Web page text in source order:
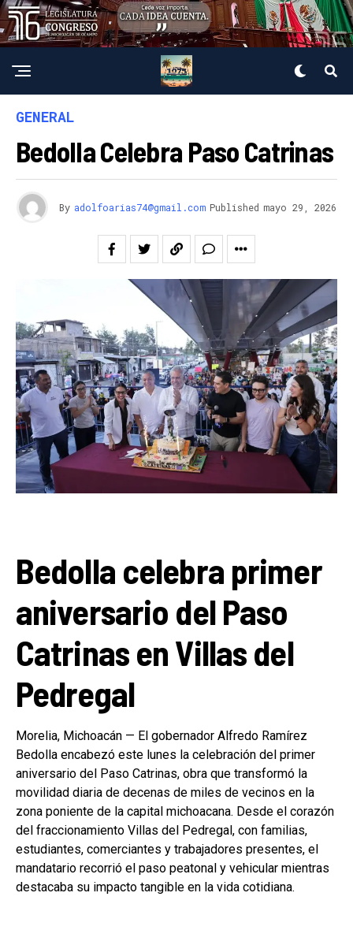
GENERAL
Bedolla Celebra Paso Catrinas
By adolfoarias74@gmail.com Published mayo 29, 2026
Bedolla celebra primer
aniversario del Paso
Catrinas en Villas del
Pedregal
Morelia, Michoacán — El gobernador Alfredo Ramírez
Bedolla encabezó este lunes la celebración del primer
aniversario del Paso Catrinas, obra que transformó la
movilidad diaria de decenas de miles de vecinos en la
zona poniente de la capital michoacana. Desde el corazón
del fraccionamiento Villas del Pedregal, con familias,
estudiantes, comerciantes y trabajadores presentes, el
mandatario recorrió el paso peatonal y vehicular mientras
destacaba su impacto tangible en la vida cotidiana.